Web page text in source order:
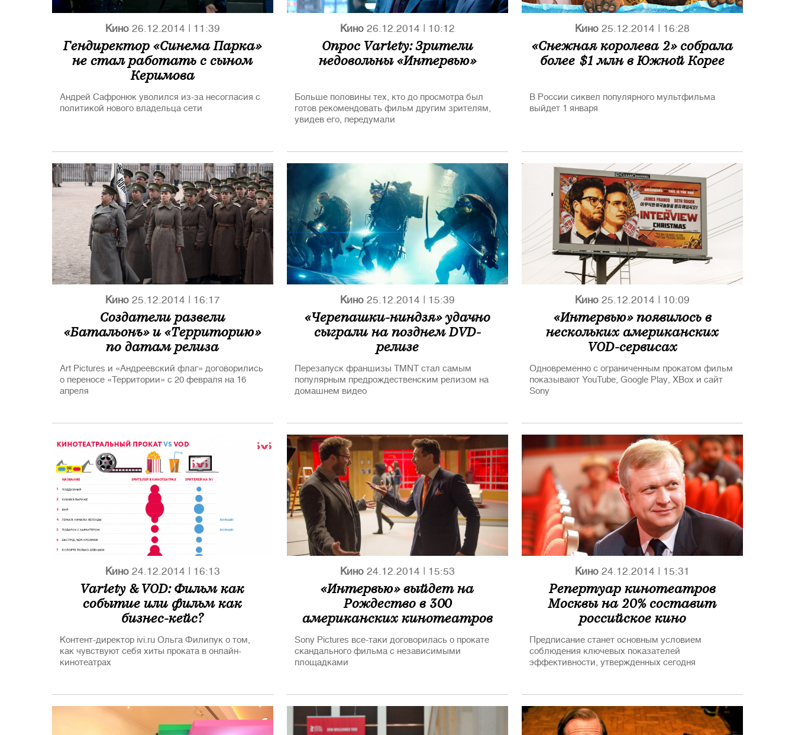
Кино 26.12.2014 | 11:39
Гендиректор «Синема Парка»
не стал работать с сыном
Керимова
Андрей Сафронюк уволился из-за несогласия с
политикой нового владельца сети
Кино 26.12.2014 | 10:12
Опрос Variety: Зрители
недовольны «Интервью»
Больше половины тех, кто до просмотра был
готов рекомендовать фильм другим зрителям,
увидев его, передумали
Кино 25.12.2014 | 16:28
«Снежная королева 2» собрала
более $1 млн в Южной Корее
В России сиквел популярного мультфильма
выйдет 1 января
Кино 25.12.2014 | 16:17
Создатели развели
«Батальонъ» и «Территорию»
по датам релиза
Art Pictures и «Андреевский флаг» договорились
о переносе «Территории» с 20 февраля на 16
апреля
Кино 25.12.2014 | 15:39
«Черепашки-ниндзя» удачно
сыграли на позднем DVD-
релизе
Перезапуск франшизы TMNT стал самым
популярным предрождественским релизом на
домашнем видео
Кино 25.12.2014 | 10:09
«Интервью» появилось в
нескольких американских
VOD-сервисах
Одновременно с ограниченным прокатом фильм
показывают YouTube, Google Play, XBox и сайт
Sony
Кино 24.12.2014 | 16:13
Variety & VOD: Фильм как
событие или фильм как
бизнес-кейс?
Контент-директор ivi.ru Ольга Филипук о том,
как чувствуют себя хиты проката в онлайн-
кинотеатрах
Кино 24.12.2014 | 15:53
«Интервью» выйдет на
Рождество в 300
американских кинотеатров
Sony Pictures все-таки договорилась о прокате
скандального фильма с независимыми
площадками
Кино 24.12.2014 | 15:31
Репертуар кинотеатров
Москвы на 20% составит
российское кино
Предписание станет основным условием
соблюдения ключевых показателей
эффективности, утвержденных сегодня